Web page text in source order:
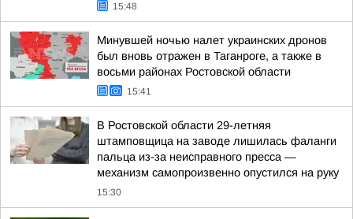
15:48
Минувшей ночью налет украинских дронов
был вновь отражен в Таганроге, а также в
восьми районах Ростовской области
15:41
В Ростовской области 29-летняя
штамповщица на заводе лишилась фаланги
пальца из-за неисправного пресса —
механизм самопроизвенно опустился на руку
15:30